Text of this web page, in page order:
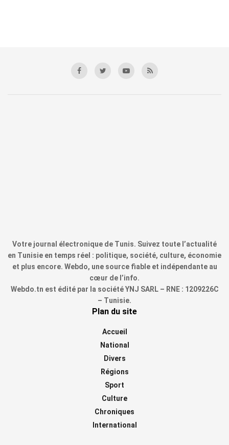
Votre journal électronique de Tunis. Suivez toute l’actualité
en Tunisie en temps réel : politique, société, culture, économie
et plus encore. Webdo, une source fiable et indépendante au
cœur de l’info.
Webdo.tn est édité par la société YNJ SARL – RNE : 1209226C
– Tunisie.
Plan du site
Accueil
National
Divers
Régions
Sport
Culture
Chroniques
International